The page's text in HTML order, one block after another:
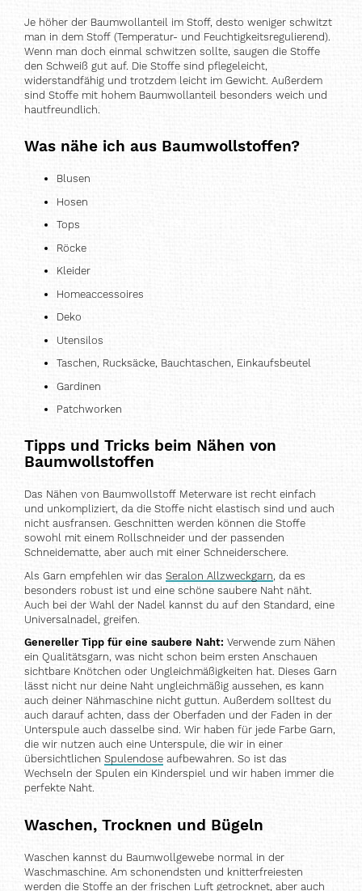
Je höher der Baumwollanteil im Stoff, desto weniger schwitzt
man in dem Stoff (Temperatur- und Feuchtigkeitsregulierend).
Wenn man doch einmal schwitzen sollte, saugen die Stoffe
den Schweiß gut auf. Die Stoffe sind pflegeleicht,
widerstandfähig und trotzdem leicht im Gewicht. Außerdem
sind Stoffe mit hohem Baumwollanteil besonders weich und
hautfreundlich.
Was nähe ich aus Baumwollstoffen?
Blusen
Hosen
Tops
Röcke
Kleider
Homeaccessoires
Deko
Utensilos
Taschen, Rucksäcke, Bauchtaschen, Einkaufsbeutel
Gardinen
Patchworken
Tipps und Tricks beim Nähen von
Baumwollstoffen
Das Nähen von Baumwollstoff Meterware ist recht einfach
und unkompliziert, da die Stoffe nicht elastisch sind und auch
nicht ausfransen. Geschnitten werden können die Stoffe
sowohl mit einem Rollschneider und der passenden
Schneidematte, aber auch mit einer Schneiderschere.
Als Garn empfehlen wir das Seralon Allzweckgarn, da es
besonders robust ist und eine schöne saubere Naht näht.
Auch bei der Wahl der Nadel kannst du auf den Standard, eine
Universalnadel, greifen.
Genereller Tipp für eine saubere Naht: Verwende zum Nähen
ein Qualitätsgarn, was nicht schon beim ersten Anschauen
sichtbare Knötchen oder Ungleichmäßigkeiten hat. Dieses Garn
lässt nicht nur deine Naht ungleichmäßig aussehen, es kann
auch deiner Nähmaschine nicht guttun. Außerdem solltest du
auch darauf achten, dass der Oberfaden und der Faden in der
Unterspule auch dasselbe sind. Wir haben für jede Farbe Garn,
die wir nutzen auch eine Unterspule, die wir in einer
übersichtlichen Spulendose aufbewahren. So ist das
Wechseln der Spulen ein Kinderspiel und wir haben immer die
perfekte Naht.
Waschen, Trocknen und Bügeln
Waschen kannst du Baumwollgewebe normal in der
Waschmaschine. Am schonendsten und knitterfreiesten
werden die Stoffe an der frischen Luft getrocknet, aber auch